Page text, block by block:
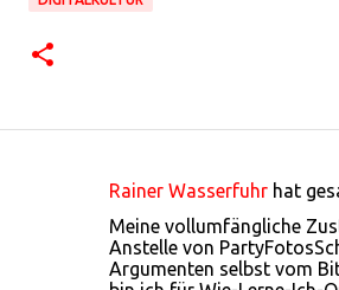
Rainer Wasserfuhr hat
Meine vollumfängliche
Anstelle von
Argumenten selbst vom